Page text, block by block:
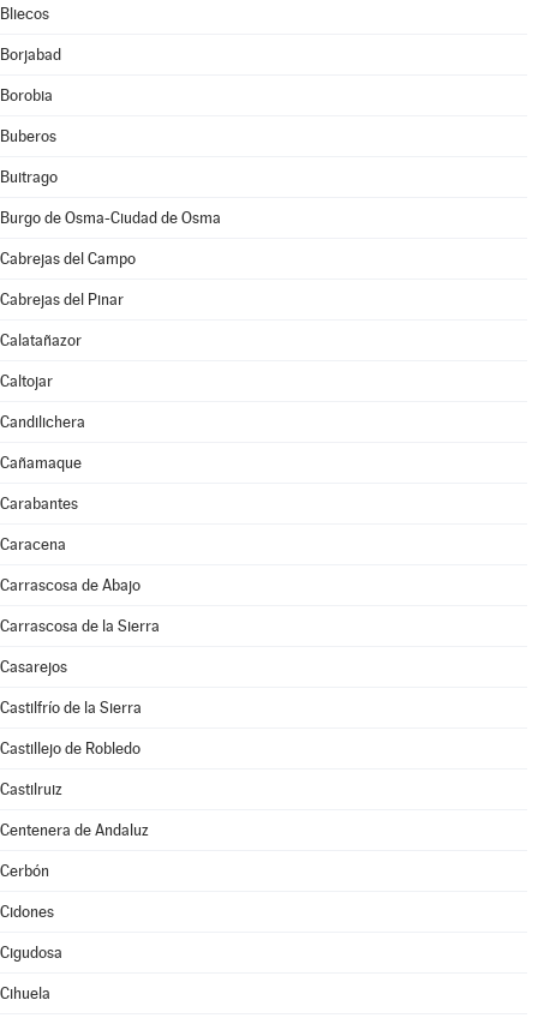
Bliecos
Borjabad
Borobia
Buberos
Buitrago
Burgo de Osma-Ciudad de Osma
Cabrejas del Campo
Cabrejas del Pinar
Calatañazor
Caltojar
Candilichera
Cañamaque
Carabantes
Caracena
Carrascosa de Abajo
Carrascosa de la Sierra
Casarejos
Castilfrío de la Sierra
Castillejo de Robledo
Castilruiz
Centenera de Andaluz
Cerbón
Cidones
Cigudosa
Cihuela